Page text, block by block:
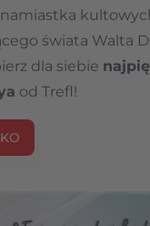
świata Walta
dla siebie
od Trefl!